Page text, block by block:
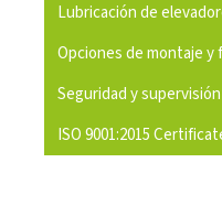
Lubricación de
Opciones de montaje y
Seguridad y supervisión
ISO 9001:2015